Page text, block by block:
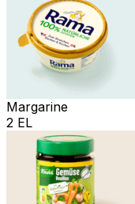
Margarine
2 EL